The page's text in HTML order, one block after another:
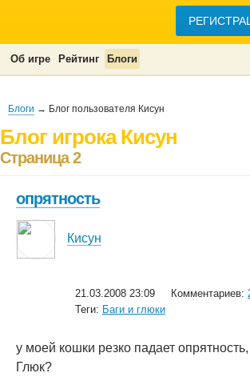
Об игре Рейтинг Блоги
Блоги → Блог пользователя Кисун
Блог игрока Кисун
Страница 2
опрятность
Кисун
21.03.2008 23:09 Комментариев:
Теги: Баги и глюки
у моей кошки резко падает опрятность,
Глюк?